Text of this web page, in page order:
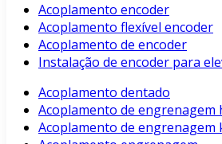
Acoplamento encoder
Acoplamento flexível encoder
Acoplamento de encoder
Instalação de encoder para
Acoplamento dentado
Acoplamento de engrenagem
Acoplamento de engrenagem